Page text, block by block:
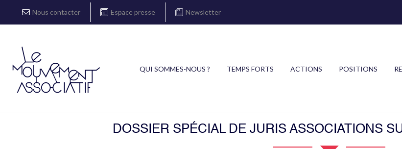
Nous contacter Espace presse Newsletter
QUI SOMMES-NOUS ? TEMPS FORTS ACTIONS POSITIONS
DOSSIER SPÉCIAL DE JURIS ASSOCIATIONS